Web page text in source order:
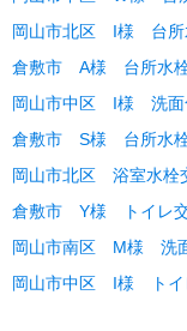
岡山市北区 I様 台所
倉敷市 A様 台所水栓
岡山市中区 I様 洗面
倉敷市 S様 台所水栓
岡山市北区 浴室水栓
倉敷市 Y様 トイレ交
岡山市南区 M様 洗
岡山市中区 I様 トイ